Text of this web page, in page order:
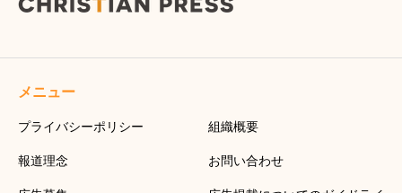
メニュー
プライバシーポリシー 組織概要
報道理念 お問い合わせ